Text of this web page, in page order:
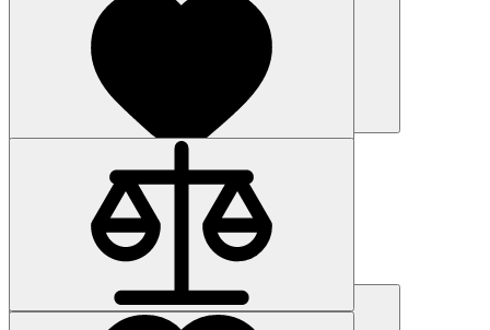
Наличие: уточняйте
Код товара: 59348-01
6AG4104-5GA01-2AA0